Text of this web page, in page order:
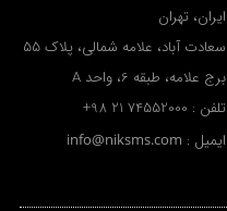
ایران، تهران
سعادت آباد، علامه شمالی، پلاک 55
برج علامه، طبقه 6، واحد A
تلفن : +98 21 74552000
ایمیل : info@niksms.com